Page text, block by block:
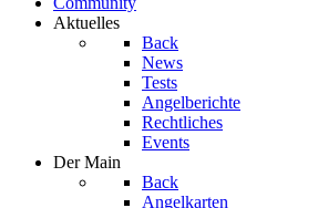
Aktuelles
Back
News
Tests
Angelberichte
Rechtliches
Events
Der Main
Back
Angelkarten